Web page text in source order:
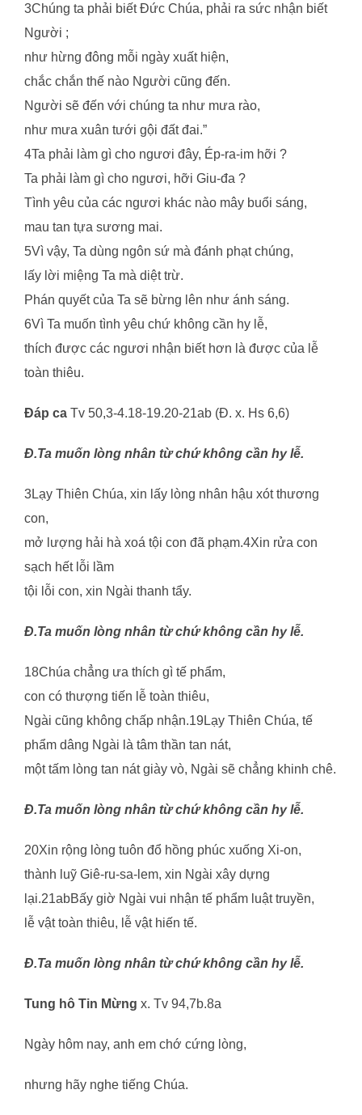
3Chúng ta phải biết Đức Chúa, phải ra sức nhận biết
Người ;
như hừng đông mỗi ngày xuất hiện,
chắc chắn thế nào Người cũng đến.
Người sẽ đến với chúng ta như mưa rào,
như mưa xuân tưới gội đất đai.”
4Ta phải làm gì cho ngươi đây, Ép-ra-im hỡi ?
Ta phải làm gì cho ngươi, hỡi Giu-đa ?
Tình yêu của các ngươi khác nào mây buổi sáng,
mau tan tựa sương mai.
5Vì vậy, Ta dùng ngôn sứ mà đánh phạt chúng,
lấy lời miệng Ta mà diệt trừ.
Phán quyết của Ta sẽ bừng lên như ánh sáng.
6Vì Ta muốn tình yêu chứ không cần hy lễ,
thích được các ngươi nhận biết hơn là được của lễ
toàn thiêu.
Đáp ca Tv 50,3-4.18-19.20-21ab (Đ. x. Hs 6,6)
Đ.Ta muốn lòng nhân từ chứ không cần hy lễ.
3Lạy Thiên Chúa, xin lấy lòng nhân hậu xót thương
con,
mở lượng hải hà xoá tội con đã phạm.4Xin rửa con
sạch hết lỗi lầm
tội lỗi con, xin Ngài thanh tẩy.
Đ.Ta muốn lòng nhân từ chứ không cần hy lễ.
18Chúa chẳng ưa thích gì tế phẩm,
con có thượng tiến lễ toàn thiêu,
Ngài cũng không chấp nhận.19Lạy Thiên Chúa, tế
phẩm dâng Ngài là tâm thần tan nát,
một tấm lòng tan nát giày vò, Ngài sẽ chẳng khinh chê.
Đ.Ta muốn lòng nhân từ chứ không cần hy lễ.
20Xin rộng lòng tuôn đổ hồng phúc xuống Xi-on,
thành luỹ Giê-ru-sa-lem, xin Ngài xây dựng
lại.21abBấy giờ Ngài vui nhận tế phẩm luật truyền,
lễ vật toàn thiêu, lễ vật hiến tế.
Đ.Ta muốn lòng nhân từ chứ không cần hy lễ.
Tung hô Tin Mừng x. Tv 94,7b.8a
Ngày hôm nay, anh em chớ cứng lòng,
nhưng hãy nghe tiếng Chúa.